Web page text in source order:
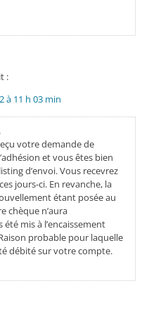
:
à 11 h 03 min
votre demande de
et vous êtes bien
d’envoi. Vous recevrez
jours-ci. En revanche, la
étant posée au
chèque n’aura
mis à l’encaissement
probable pour laquelle
débité sur votre compte.